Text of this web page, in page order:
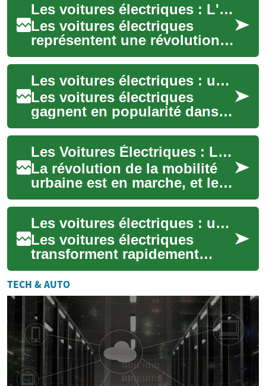
Les voitures électriques : L'avenir de la mobilité urbaine
Les voitures électriques
représentent une révolution
dans le monde de
l'automobile, offrant une
solution écologique e...
Les voitures électriques : une solution écologique pour la mobilité urbaine
Les voitures électriques
gagnent en popularité dans
les zones urbaines, offrant
une alternative plus propre et
plus s...
Les Voitures Électriques : L'Avenir de la Mobilité Urbaine Écologique
La révolution de la mobilité
urbaine est en marche, et les
voitures électriques en sont
le fer de lance. Ces véhicule...
Les voitures électriques : une révolution de la mobilité urbaine
Les voitures électriques
transforment rapidement
notre façon de nous déplacer
en ville. Combinant efficacité
énergéti...
TECH & AUTO